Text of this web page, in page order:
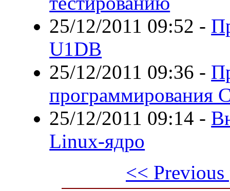
25/12/2011 09:52 -
U1DB
25/12/2011 09:36 -
программирования
25/12/2011 09:14 -
Linux-ядро
<< Previous